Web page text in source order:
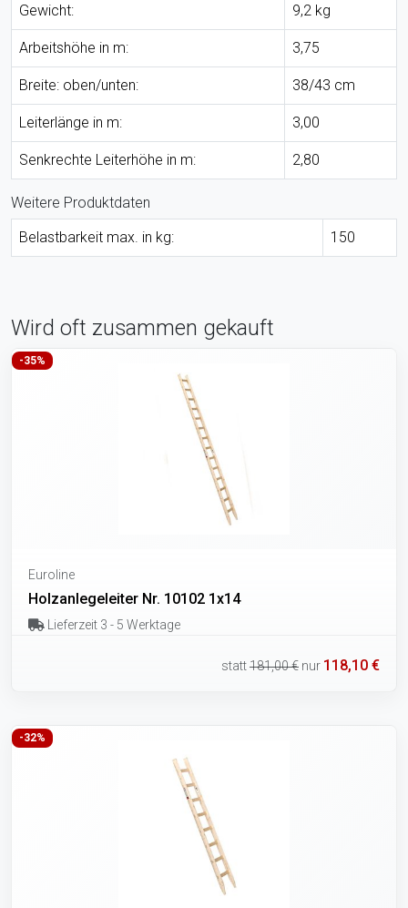
Gewicht: 9,2 kg
Arbeitshöhe in m: 3,75
Breite: oben/unten: 38/43 cm
Leiterlänge in m: 3,00
Senkrechte Leiterhöhe in m: 2,80
Weitere Produktdaten
Belastbarkeit max. in kg:
150
Wird oft zusammen gekauft
-35%
Euroline
Holzanlegeleiter Nr. 10102 1x14
Lieferzeit 3 - 5 Werktage
statt181,00 € nur 118,10 €
-32%